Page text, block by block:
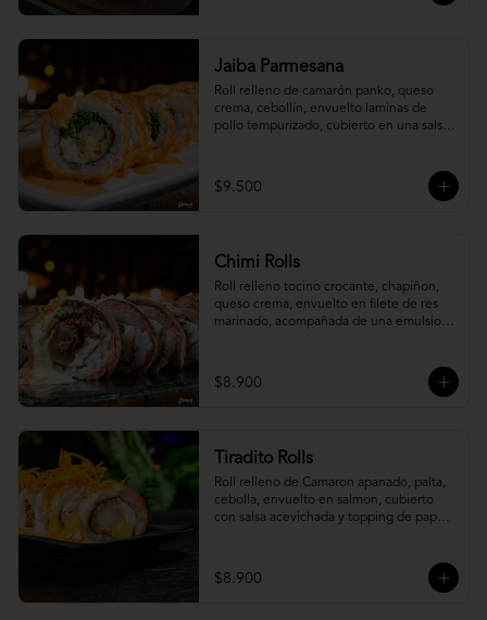
Jaiba Parmesana
Roll relleno de camarón panko, queso
crema, cebollín, envuelto laminas de
pollo tempurizado, cubierto en una salsa
$9.500
Chimi Rolls
Roll relleno tocino crocante, chapiñon,
queso crema, envuelto en filete de res
marinado, acompañada de una emulsion
$8.900
Tiradito Rolls
Roll relleno de Camaron apanado, palta,
cebolla, envuelto en salmon, cubierto
con salsa acevichada y topping de papa
$8.900